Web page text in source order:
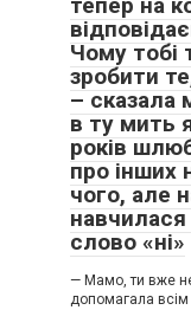
Чому тобі
зробити
– сказала
в ту мить
років
про інших
чого, але
слово «ні»
— Мамо, ти вже
допомагала всім